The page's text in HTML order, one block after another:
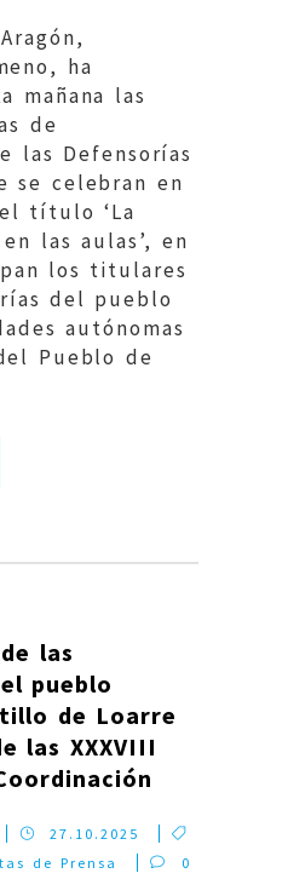
ha
mañana las
de
las Defensorías
se celebran en
título ‘La
las aulas’, en
los titulares
del pueblo
autónomas
Pueblo de
las
pueblo
de Loarre
las XXXVIII
27.10.2025
de Prensa
0